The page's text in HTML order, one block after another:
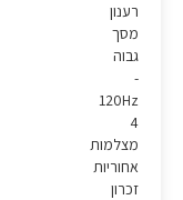
רענון
מסך
גבוה
-
120Hz
4
מצלמות
אחוריות
זכרון